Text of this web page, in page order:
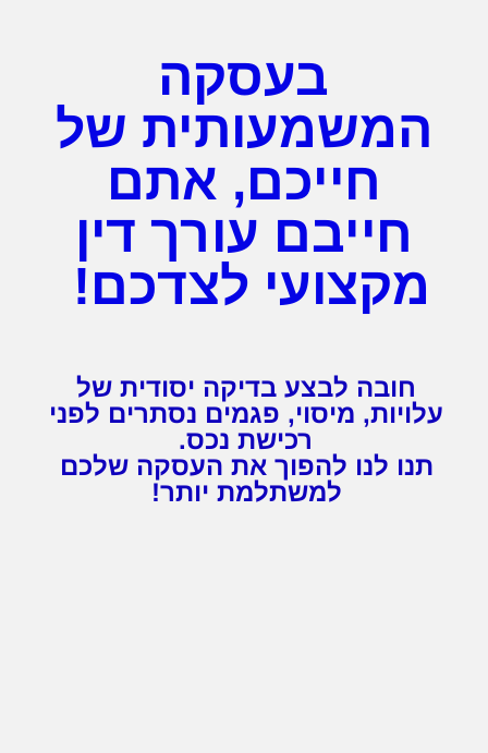
בעסקה
המשמעותית של
חייכם, אתם
חייבם עורך דין
מקצועי לצדכם!
חובה לבצע בדיקה יסודית של
עלויות, מיסוי, פגמים נסתרים לפני
רכישת נכס.
תנו לנו להפוך את העסקה שלכם
למשתלמת יותר!